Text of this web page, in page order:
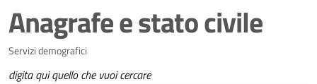
Anagrafe e stato civile
Servizi demografici
digita qui quello che vuoi cercare